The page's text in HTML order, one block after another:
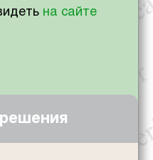
на сайте